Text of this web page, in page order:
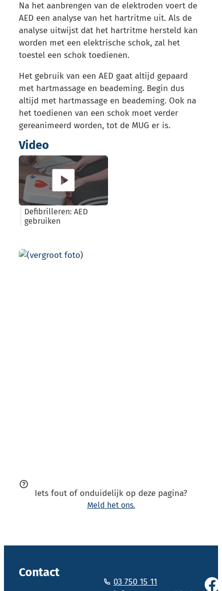
Na het aanbrengen van de elektroden voert de
AED een analyse van het hartritme uit. Als de
analyse uitwijst dat het hartritme hersteld kan
worden met een elektrische schok, zal het
toestel een schok toedienen.
Het gebruik van een AED gaat altijd gepaard
met hartmassage en beademing. Begin dus
altijd met hartmassage en beademing. Ook na
het toedienen van een schok moet verder
gereanimeerd worden, tot de MUG er is.
Video
Defibrilleren: AED
gebruiken
Iets fout of onduidelijk op deze pagina?
Meld het ons.
Contact
03 750 15 11